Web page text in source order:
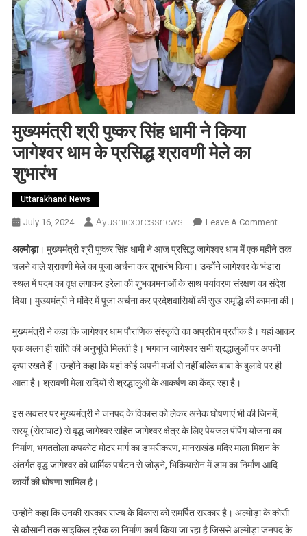
मुख्यमंत्री श्री पुष्कर सिंह धामी ने किया
जागेश्वर धाम के प्रसिद्ध श्रावणी मेले का
शुभारंभ
Uttarakhand News
July 16, 2024 Ayushiexpressnews Leave A CommentOn
श्री
पुष्कर
सिंह
धामी
किया
जागेश्वर
धाम
श्रावणी
मेले
अल्मोड़ा। मुख्यमंत्री श्री पुष्कर सिंह धामी ने आज प्रसिद्ध जागेश्वर धाम में एक महीने तक
चलने वाले श्रावणी मेले का पूजा अर्चना कर शुभारंभ किया। उन्होंने जागेश्वर के भंडारा
स्थल में पदम का वृक्ष लगाकर हरेला की शुभकामनाओं के साथ पर्यावरण संरक्षण का संदेश
दिया। मुख्यमंत्री ने मंदिर में पूजा अर्चना कर प्रदेशवासियों की सुख समृद्धि की कामना की।
मुख्यमंत्री ने कहा कि जागेश्वर धाम पौराणिक संस्कृति का अप्रतिम प्रतीक है। यहां आकर
एक अलग ही शांति की अनुभूति मिलती है। भगवान जागेश्वर सभी श्रद्धालुओंपर अपनी
कृपा रखते हैं। उन्होंने कहा कि यहां कोई अपनी मर्जी से नहीं बल्कि बाबा के बुलावे पर ही
आता है। श्रावणी मेला सदियों से श्रद्धालुओं के आकर्षण का केंद्र रहा है।
इस अवसर पर मुख्यमंत्री ने जनपद के विकास को लेकर अनेक घोषणाएं भी की जिनमें,
सरयू (सेराघाट) से वृद्ध जागेश्वर सहित जागेश्वर क्षेत्र के लिए पेयजल पंपिंग योजना का
निर्माण, भगततोला कपकोट मोटर मार्ग का डामरीकरण, मानसखंड मंदिर माला मिशन के
अंतर्गत वृद्ध जागेश्वर को धार्मिक पर्यटन से जोड़ने, भिकियासेन में डाम का निर्माण आदि
कार्यों की घोषणा शामिल है।
उन्होंने कहा कि उनकी सरकार राज्य के विकास को समर्पित सरकार है। अल्मोड़ा के कोसी
से कौसानी तक साइकिल ट्रैक का निर्माण कार्य किया जा रहा है जिससे अल्मोड़ा जनपद के